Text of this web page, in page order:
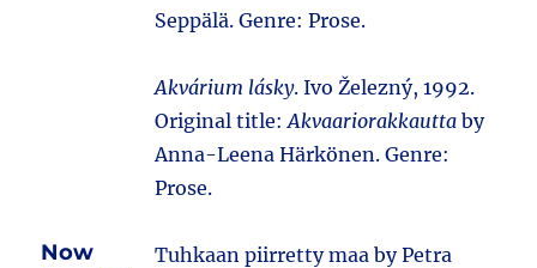
Seppälä. Genre: Prose.
Akvárium lásky. Ivo Železný, 1992.
Original title:Akvaariorakkautta by
Anna-Leena Härkönen. Genre:
Prose.
Now
Tuhkaan piirretty maa by Petra